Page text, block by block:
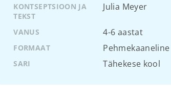
KONTSEPTSIOON JA
TEKST
Julia Meyer
VANUS 4-6 aastat
FORMAAT Pehmekaaneline
SARI Tähekese kool